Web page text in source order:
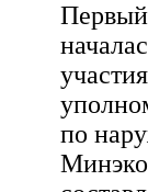
Первый
по